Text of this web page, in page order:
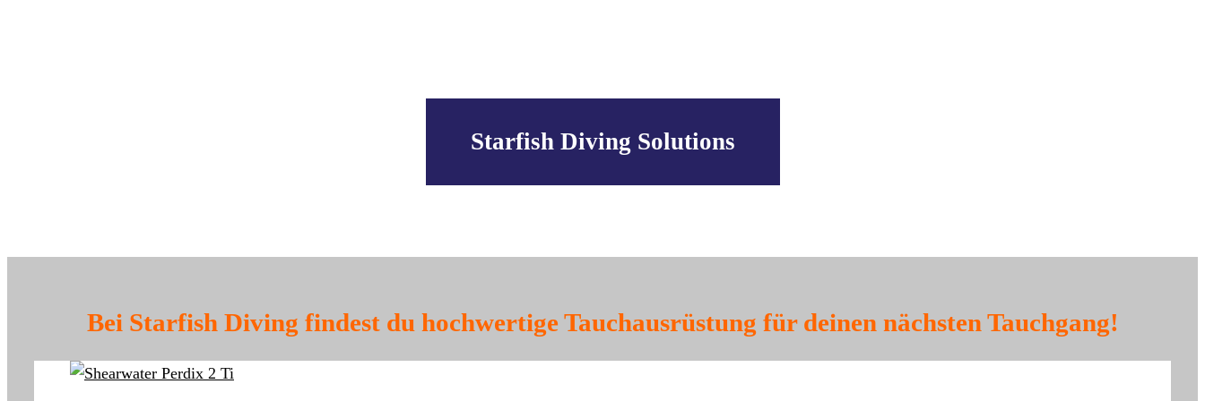
Starfish Diving Solutions
Bei Starfish Diving findest du hochwertige Tauchausrüstung für deinen nächsten Tauchgang!